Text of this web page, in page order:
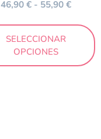
46,90€ - 55,90€
SELECCIONAR
OPCIONES